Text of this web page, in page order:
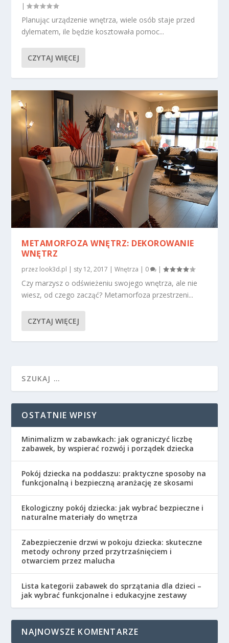
|
Planując urządzenie wnętrza, wiele osób staje przed
dylematem, ile będzie kosztowała pomoc...
CZYTAJ WIĘCEJ
METAMORFOZA WNĘTRZ: DEKOROWANIE
WNĘTRZ
przez look3d.pl | sty 12, 2017 |Wnętrza | 0 |
Czy marzysz o odświeżeniu swojego wnętrza, ale nie
wiesz, od czego zacząć? Metamorfoza przestrzeni...
CZYTAJ WIĘCEJ
OSTATNIE WPISY
Minimalizm w zabawkach: jak ograniczyć liczbę
zabawek, by wspierać rozwój i porządek dziecka
Pokój dziecka na poddaszu: praktyczne sposoby na
funkcjonalną i bezpieczną aranżację ze skosami
Ekologiczny pokój dziecka: jak wybrać bezpieczne i
naturalne materiały do wnętrza
Zabezpieczenie drzwi w pokoju dziecka: skuteczne
metody ochrony przed przytrzaśnięciem i
otwarciem przez malucha
Lista kategorii zabawek do sprzątania dla dzieci –
jak wybrać funkcjonalne i edukacyjne zestawy
NAJNOWSZE KOMENTARZE